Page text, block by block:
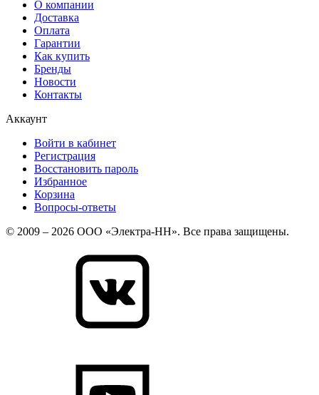
О компании
Доставка
Оплата
Гарантии
Как купить
Бренды
Новости
Контакты
Аккаунт
Войти в кабинет
Регистрация
Восстановить пароль
Избранное
Корзина
Вопросы-ответы
© 2009 – 2026 ООО «Электра-НН». Все права защищены.